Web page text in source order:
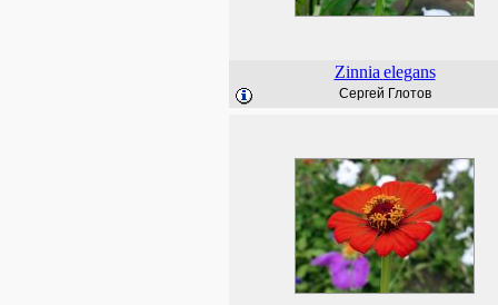
Zinnia elegans
Сергей Глотов